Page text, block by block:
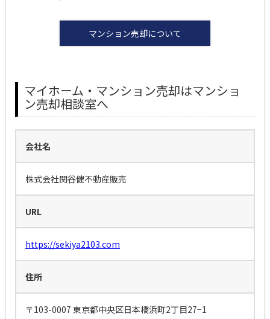
マンション売却について
マイホーム・マンション売却はマンショ
ン売却相談室へ
会社名
株式会社関谷健不動産販売
URL
https://sekiya2103.com
住所
〒103-0007 東京都中央区日本橋浜町2丁目27−1